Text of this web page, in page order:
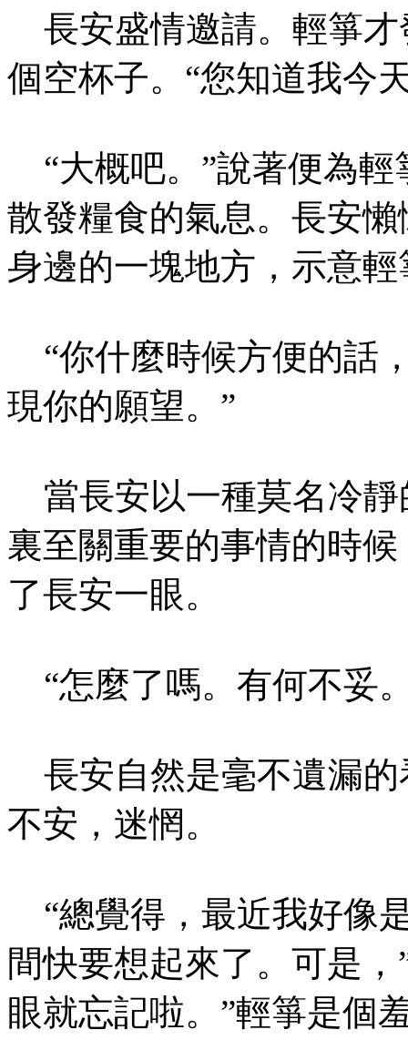
長安盛情邀請。輕箏才
個空杯子。“您知道我今
“大概吧。”說著便為輕
散發糧食的氣息。長安
身邊的一塊地方，示意
“你什麼時候方便的話
現你的願望。”
當長安以一種莫名冷靜
裏至關重要的事情的時
了長安一眼。
“怎麼了嗎。有何不妥
長安自然是毫不遺漏的
不安，迷惘。
“總覺得，最近我好像
間快要想起來了。可是
眼就忘記啦。”輕箏是個